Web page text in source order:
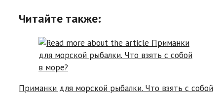
Читайте также:
Приманки для морской рыбалки. Что взять с собой